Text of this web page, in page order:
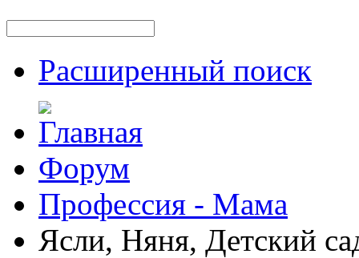
Расширенный поиск
Форум
Профессия - Мама
Ясли, Няня, Детский